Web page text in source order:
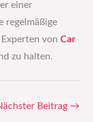
einer
regelmäßige
von Car
zu halten.
Beitrag →